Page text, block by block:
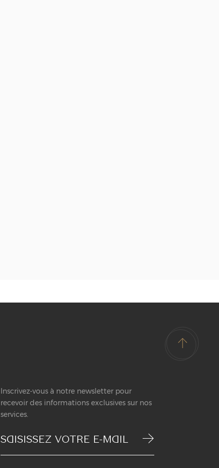
Inscrivez-vous à notre newsletter pour
recevoir des informations exclusives sur nos
services.